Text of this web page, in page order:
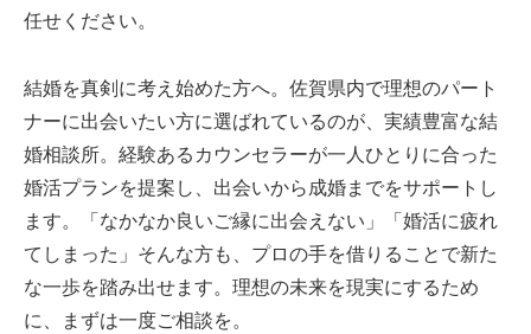
任せください。
結婚を真剣に考え始めた方へ。佐賀県内で理想のパート
ナーに出会いたい方に選ばれているのが、実績豊富な結
婚相談所。経験あるカウンセラーが一人ひとりに合った
婚活プランを提案し、出会いから成婚までをサポートし
ます。「なかなか良いご縁に出会えない」「婚活に疲れ
てしまった」そんな方も、プロの手を借りることで新た
な一歩を踏み出せます。理想の未来を現実にするため
に、まずは一度ご相談を。